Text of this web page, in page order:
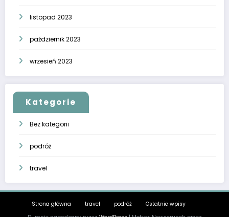
listopad 2023
październik 2023
wrzesień 2023
Kategorie
Bez kategorii
podróż
travel
Strona główna travel podróż
Ostatnie wpisy